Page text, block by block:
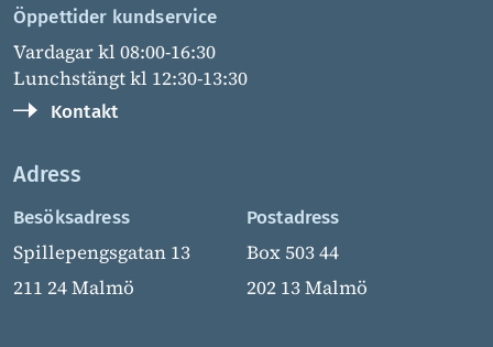
Öppettider kundservice
Vardagar kl 08:00-16:30
Lunchstängt kl 12:30-13:30
Kontakt
Adress
Besöksadress
Spillepengsgatan 13
211 24 Malmö
Postadress
Box 503 44
202 13 Malmö